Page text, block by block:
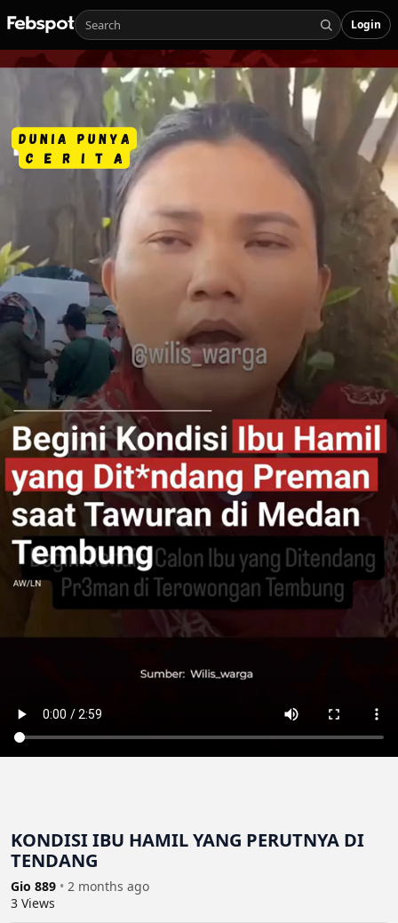
Login
KONDISI IBU HAMIL YANG PERUTNYA DI
TENDANG
Gio 889 • 2 months ago
3 Views